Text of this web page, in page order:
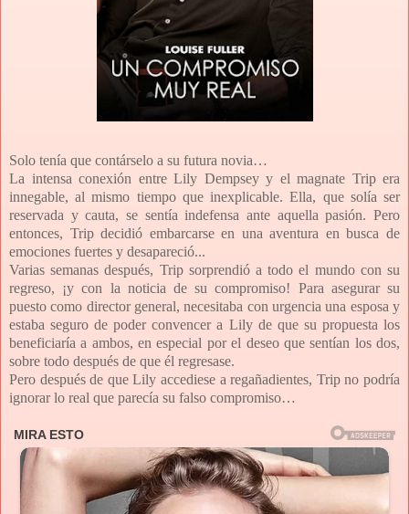
Solo tenía que contárselo a su futura novia…
La intensa conexión entre Lily Dempsey y el magnate Trip era
innegable, al mismo tiempo que inexplicable. Ella, que solía ser
reservada y cauta, se sentía indefensa ante aquella pasión. Pero
entonces, Trip decidió embarcarse en una aventura en busca de
emociones fuertes y desapareció...
Varias semanas después, Trip sorprendió a todo el mundo con su
regreso, ¡y con la noticia de su compromiso! Para asegurar su
puesto como director general, necesitaba con urgencia una esposa y
estaba seguro de poder convencer a Lily de que su propuesta los
beneficiaría a ambos, en especial por el deseo que sentían los dos,
sobre todo después de que él regresase.
Pero después de que Lily accediese a regañadientes, Trip no podría
ignorar lo real que parecía su falso compromiso…